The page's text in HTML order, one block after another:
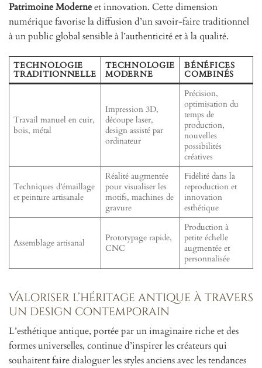
Patrimoine Moderneet innovation. Cette dimension
numérique favorise la diffusion d’un savoir-faire traditionnel
à un public global sensible à l’authenticité et à la qualité.
TECHNOLOGIE
TRADITIONNELLE
TECHNOLOGIE
MODERNE
BÉNÉFICES
COMBINÉS
Travail manuel en cuir,
bois, métal
Impression 3D,
découpe laser,
design assisté par
ordinateur
Précision,
optimisation du
temps de
production,
nouvelles
possibilités
créatives
Techniques d’émaillage
et peinture artisanale
Réalité augmentée
pour visualiser les
motifs, machines de
gravure
Fidélité dans la
reproduction et
innovation
esthétique
Assemblage artisanal
Prototypage rapide,
CNC
Production à
petite échelle
augmentée et
personnalisée
Valoriser l’héritage antique à travers
un design contemporain
L’esthétique antique, portée par un imaginaire riche et des
formes universelles, continue d’inspirer les créateurs qui
souhaitent faire dialoguer les styles anciens avec les tendances